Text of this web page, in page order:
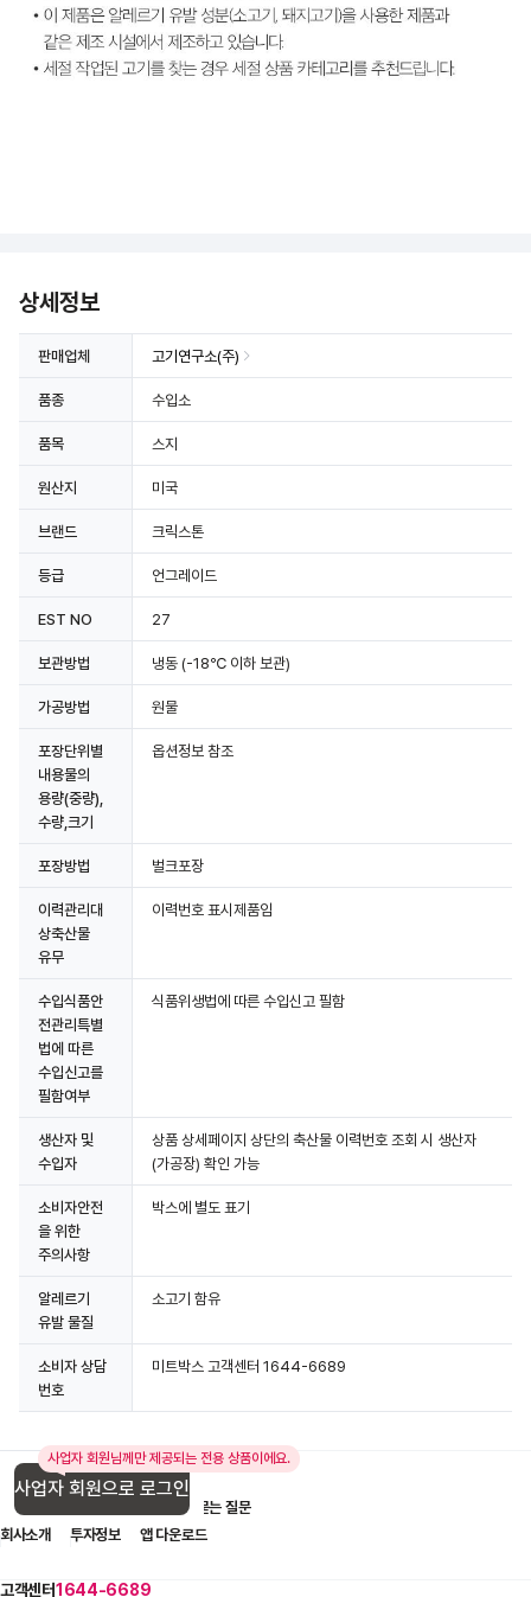
상세정보
판매업체 고기연구소(주)
품종 수입소
품목 스지
원산지 미국
브랜드 크릭스톤
등급 언그레이드
EST NO 27
보관방법 냉동 (-18℃ 이하 보관)
가공방법 원물
포장단위별
내용물의
용량(중량),
수량,크기
옵션정보 참조
포장방법 벌크포장
이력관리대
상축산물
유무
이력번호 표시제품임
수입식품안
전관리특별
법에 따른
수입신고를
필함여부
식품위생법에 따른 수입신고 필함
생산자 및
수입자
상품 상세페이지 상단의 축산물 이력번호 조회 시 생산자
(가공장) 확인 가능
소비자안전
을 위한
주의사항
박스에 별도 표기
알레르기
유발 물질
소고기 함유
소비자 상담
번호
미트박스 고객센터 1644-6689
사업자 회원님께만 제공되는 전용 상품이에요.
사업자 회원으로 로그인
고객센터1644-6689
입점 제휴 문의
자주 묻는 질문
회사소개
투자정보 앱 다운로드